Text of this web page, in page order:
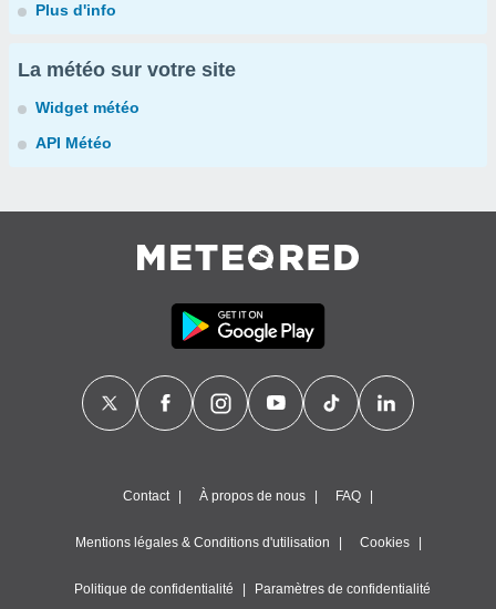
Plus d'info
La météo sur votre site
Widget météo
API Météo
Contact À propos de nous FAQ
Mentions légales & Conditions d'utilisation Cookies
Politique de confidentialité Paramètres de confidentialité